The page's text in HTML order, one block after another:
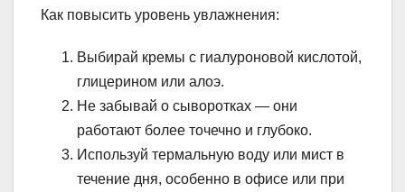
Как повысить уровень увлажнения:
Выбирай кремы с гиалуроновой кислотой,
глицерином или алоэ.
Не забывай о сыворотках — они
работают более точечно и глубоко.
Используй термальную воду или мист в
течение дня, особенно в офисе или при